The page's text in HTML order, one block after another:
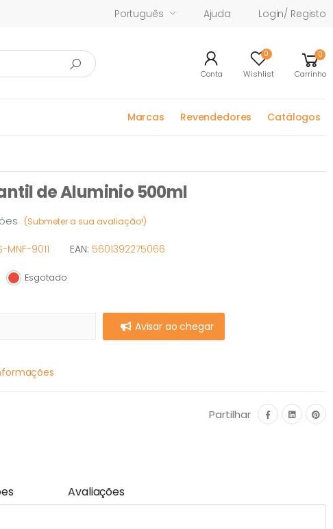
Português Ajuda Login/ Registo
Conta
0
Wishlist
0
Carrinho
Marcas Revendedores Catálogos
de Aluminio 500ml
(Submeter a sua avaliação!)
MNF-9011 EAN: 5601392275066
Esgotado
Esgotado
Avisar ao chegar
Partilhar
Avaliações